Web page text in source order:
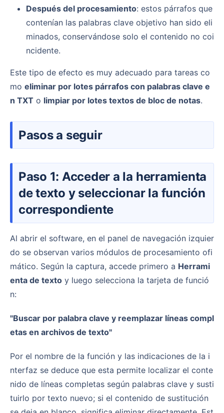
Después del procesamiento: estos párrafos que
contenían las palabras clave objetivo han sido eli
minados, conservándose solo el contenido no coi
ncidente.
Este tipo de efecto es muy adecuado para tareas co
mo eliminar por lotes párrafos con palabras clave e
n TXT o limpiar por lotes textos de bloc de notas.
Pasos a seguir
Paso 1: Acceder a la herramienta
de texto y seleccionar la función
correspondiente
Al abrir el software, en el panel de navegación izquier
do se observan varios módulos de procesamiento ofi
mático. Según la captura, accede primero a Herrami
enta de texto y luego selecciona la tarjeta de funció
n:
"Buscar por palabra clave y reemplazar líneas compl
etas en archivos de texto"
Por el nombre de la función y las indicaciones de la i
nterfaz se deduce que esta permite localizar el conte
nido de líneas completas según palabras clave y susti
tuirlo por texto nuevo; si el contenido de sustitución